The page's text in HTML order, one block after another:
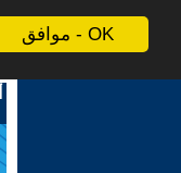
موافق - OK